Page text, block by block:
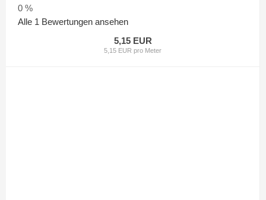
0 %
Alle 1 Bewertungen ansehen
5,15 EUR
5,15 EUR pro Meter